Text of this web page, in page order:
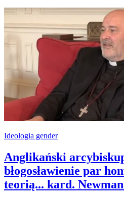
Ideologia gender
Anglikański
błogosławienie par
teorią... kard.